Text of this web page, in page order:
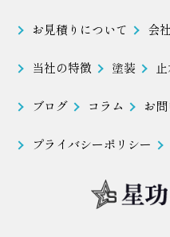
お見積りについて 会
当社の特徴 塗装
ブログ コラム お
プライバシーポリシー